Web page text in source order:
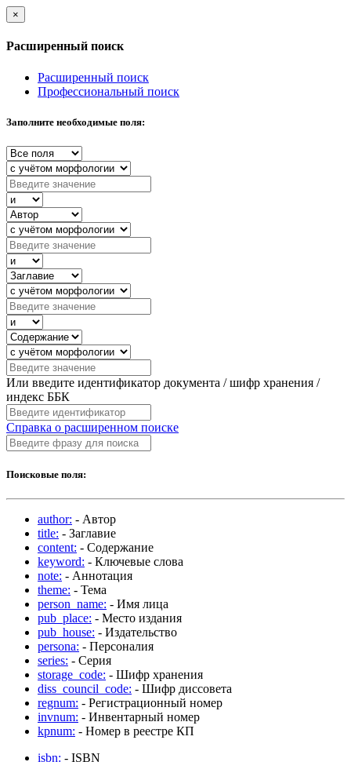
×
Расширенный поиск
Расширенный поиск
Профессиональный поиск
Заполните необходимые поля:
Или введите идентификатор документа / шифр хранения /
индекс ББК
Справка о расширенном поиске
Поисковые поля:
author: - Автор
title: - Заглавие
content: - Содержание
keyword: - Ключевые слова
note: - Аннотация
theme: - Тема
person_name: - Имя лица
pub_place: - Место издания
pub_house: - Издательство
persona: - Персоналия
series: - Серия
storage_code: - Шифр хранения
diss_council_code: - Шифр диссовета
regnum: - Регистрационный номер
invnum: - Инвентарный номер
kpnum: - Номер в реестре КП
isbn: - ISBN